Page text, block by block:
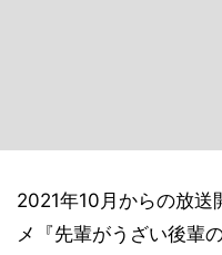
2021年10月からの放送
メ『先輩がうざい後輩